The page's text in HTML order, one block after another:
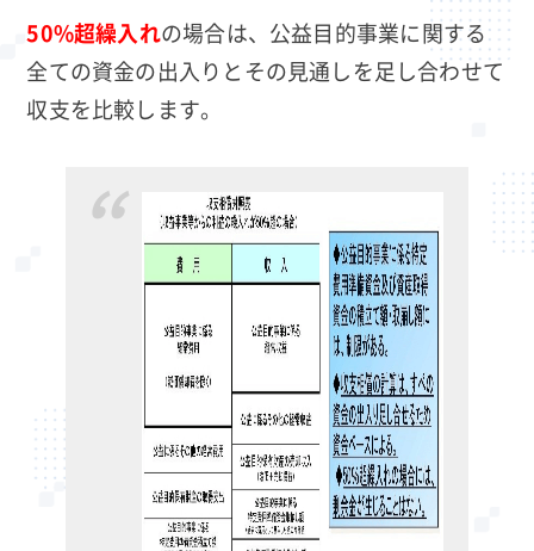
50%超繰入れの場合は、公益目的事業に関する
全ての資金の出入りとその見通しを足し合わせて
収支を比較します。